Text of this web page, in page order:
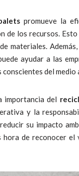
promueve la
de los recursos.
materiales.
ayudar a las
conscientes del medio
importancia del
y la
su impacto
hora de reconocer el